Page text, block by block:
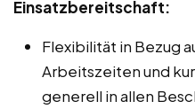
Einsatzbereitschaft:
Flexibilität in Bezug
Arbeitszeiten und
generell in allen